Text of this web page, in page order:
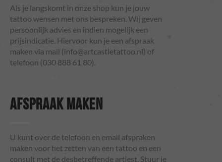
Als je langskomt in onze shop kun je jouw
tattoo wensen met ons bespreken. Wij geven
persoonlijk advies en indien mogelijk een
prijsindicatie. Hiervoor kun je een afspraak
maken via mail (info@artcastletattoo.nl) of
telefoon (030 888 61 80).
AFSPRAAK MAKEN
U kunt over de telefoon en email afspraken
maken voor het zetten van een tattoo en een
consult met de desbetreffende artiest. Stuur je